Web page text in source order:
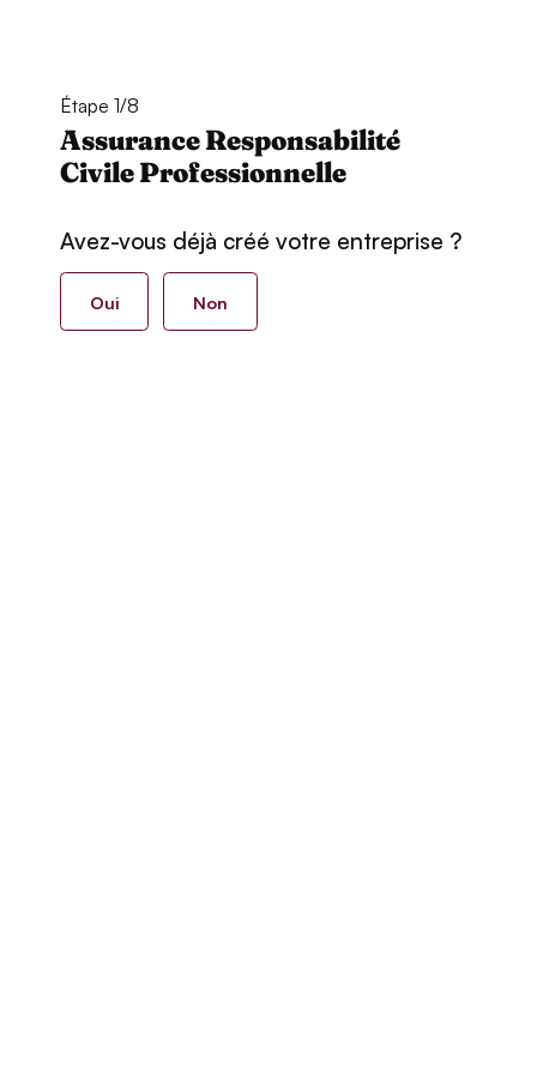
Étape 1/8
Assurance Responsabilité
Civile Professionnelle
Avez-vous déjà créé votre entreprise ?
Oui Non